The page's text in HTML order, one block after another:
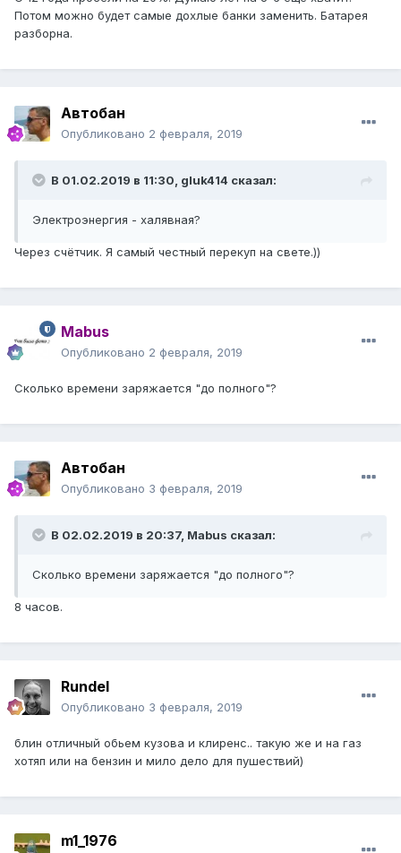
Потом можно будет самые дохлые банки заменить. Батарея
разборна.
Автобан
Опубликовано 2 февраля, 2019
В 01.02.2019 в 11:30, gluk414 сказал:
Электроэнергия - халявная?
Через счётчик. Я самый честный перекуп на свете.))
Mabus
Опубликовано 2 февраля, 2019
Сколько времени заряжается "до полного"?
Автобан
Опубликовано 3 февраля, 2019
В 02.02.2019 в 20:37, Mabus сказал:
Сколько времени заряжается "до полного"?
8 часов.
Rundel
Опубликовано 3 февраля, 2019
блин отличный обьем кузова и клиренс.. такую же и на газ
хотяп или на бензин и мило дело для пушествий)
m1_1976